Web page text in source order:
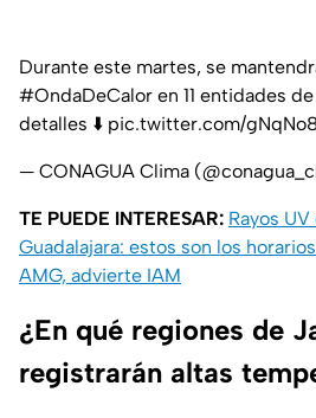
Durante este martes, se
#OndaDeCalor en 11 entidades de
detalles ⬇️ pic.twitter.com/
— CONAGUA Clima
TE PUEDE INTERESAR: Rayos
Guadalajara: estos son los
AMG, advierte IAM
¿En qué regiones de
registrarán altas